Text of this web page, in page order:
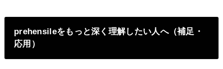
prehensileをもっと深く理解したい人へ（補足・
応用）